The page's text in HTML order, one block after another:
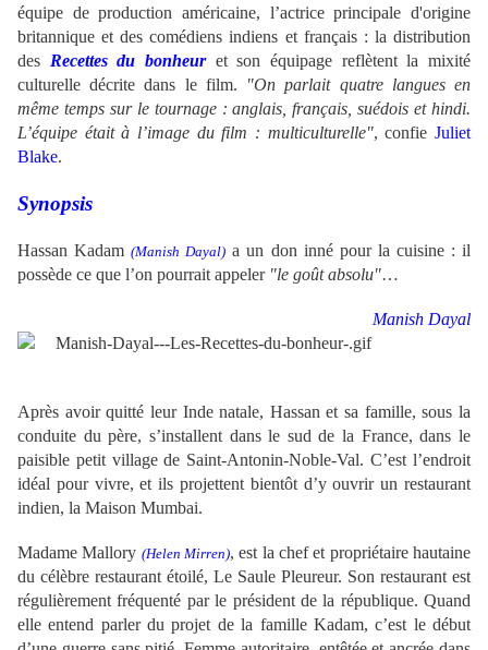
équipe de production américaine, l’actrice principale d'origine
britannique et des comédiens indiens et français : la distribution
des Recettes du bonheuret son équipage reflètent la mixité
culturelle décrite dans le film.
"On parlait quatre langues en
même temps sur le tournage : anglais, français, suédois et hindi.
L’équipe était à l’image du film : multiculturelle", confieJuliet
Blake.
Synopsis
Hassan Kadam(Manish Dayal) a un don inné pour la cuisine : il
possède ce que l’on pourrait appeler "le goût absolu"…
Manish Dayal
Après avoir quitté leur Inde natale, Hassan et sa famille, sous la
conduite du père, s’installent dans le sud de la France, dans le
paisible petit village de Saint-Antonin-Noble-Val. C’est l’endroit
idéal pour vivre, et ils projettent bientôt d’y ouvrir un restaurant
indien, la Maison Mumbai.
Madame Mallory (Helen Mirren), est la chef et propriétaire hautaine
du célèbre restaurant étoilé, Le Saule Pleureur. Son restaurant est
régulièrement fréquenté par le président de la république. Quand
elle entend parler du projet de la famille Kadam, c’est le début